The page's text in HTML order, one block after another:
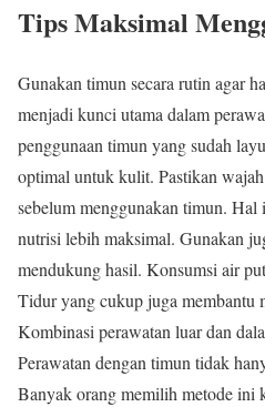
Tips Maksimal
Gunakan timun secara rutin agar
menjadi kunci utama dalam
penggunaan timun yang sudah
optimal untuk kulit. Pastikan
sebelum menggunakan timun. Hal
nutrisi lebih maksimal. Gunakan
mendukung hasil. Konsumsi air
Tidur yang cukup juga membantu
Kombinasi perawatan luar dan
Perawatan dengan timun tidak
Banyak orang memilih metode ini